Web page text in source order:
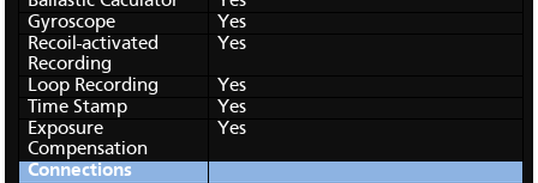
Gyroscope
Yes
Recoil-activated
Recording
Yes
Loop Recording
Yes
Time Stamp
Yes
Exposure
Compensation
Yes
Connections